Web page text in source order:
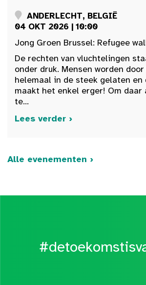
ANDERLECHT, BELGIË
04 OKT 2026 | 10:00
Jong Groen Brussel: Refugee
De rechten van vluchtelingen
onder druk. Mensen worden
helemaal in de steek gelaten en
maakt het enkel erger! Om daar
te...
Lees verder ›
Alle evenementen ›